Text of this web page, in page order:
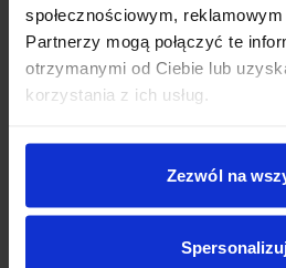
społecznościowym,
Partnerzy mogą połączyć te
otrzymanymi od Ciebie lub
korzystania z ich usług.
Zezwól na
Dwupołaciowy Fix
Maksymalny wymiar Fix